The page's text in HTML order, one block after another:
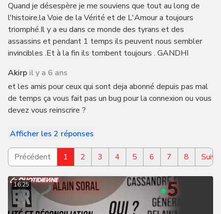
Quand je désespère je me souviens que tout au long de
l'histoire,la Voie de la Vérité et de L'Amour a toujours
triomphé.Il y a eu dans ce monde des tyrans et des
assassins et pendant 1 temps ils peuvent nous sembler
invincibles .Et à la fin ils tombent toujours . GANDHI
Akirp il y a 6 ans
et les amis pour ceux qui sont deja abonné depuis pas mal
de temps ça vous fait pas un bug pour la connexion ou vous
devez vous reinscrire ?
Afficher les 2 réponses
Précédent 1 2 3 4 5 6 7 8
16:25